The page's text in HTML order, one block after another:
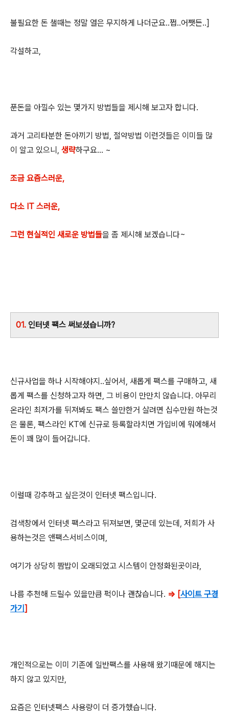
불필요한 돈 샐때는 정말 열은 무지하게 나더군요..쩝..어쨋든..]
각설하고,
푼돈을 아낄수 있는 몇가지 방법들을 제시해 보고자 합니다.
과거 고리타분한 돈아끼기 방법, 절약방법 이런것들은 이미들 많
이 알고 있으니, 생략하구요... ~
조금 요즘스러운,
다소 IT 스러운,
그런 현실적인 새로운 방법들을 좀 제시해 보겠습니다~
01. 인터넷 팩스 써보셨습니까?
신규사업을 하나 시작해야지..싶어서, 새롭게 팩스를 구매하고, 새
롭게 팩스를 신청하고자 하면, 그 비용이 만만치 않습니다. 아무리
온라인 최저가를 뒤져봐도 팩스 쓸만한거 살려면 십수만원 하는것
은 물론, 팩스라인 KT에 신규로 등록할라치면 가입비에 뭐에해서
돈이 꽤 많이 들어갑니다.
이럴때 강추하고 싶은것이 인터넷 팩스입니다.
검색창에서 인터넷 팩스라고 뒤져보면, 몇군데 있는데, 저희가 사
용하는것은 앤팩스서비스이며,
여기가 상당히 짬밥이 오래되었고 시스템이 안정화된곳이라,
나름 추천해 드릴수 있을만큼 퍽이나 괜찮습니다. => [사이트 구경
가기 ]
개인적으로는 이미 기존에 일반팩스를 사용해 왔기때문에 해지는
하지 않고 있지만,
요즘은 인터넷팩스 사용량이 더 증가했습니다.